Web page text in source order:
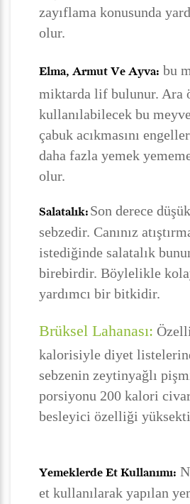
zayıflama konusunda
olur.
Elma, Armut Ve Ayva: bu
miktarda lif bulunur. Ara
kullanılabilecek bu
çabuk acıkmasını
daha fazla yemek
olur.
Salatalık: Son derece düşük
sebzedir. Canınız
istediğinde salatalık
birebirdir. Böylelikle
yardımcı bir bitkidir.
Brüksel Lahanası:
kalorisiyle diyet
sebzenin zeytinyağlı
porsiyonu 200 kalori
besleyici özelliği
Yemeklerde Et Kullanımı:
et kullanılarak yapılan